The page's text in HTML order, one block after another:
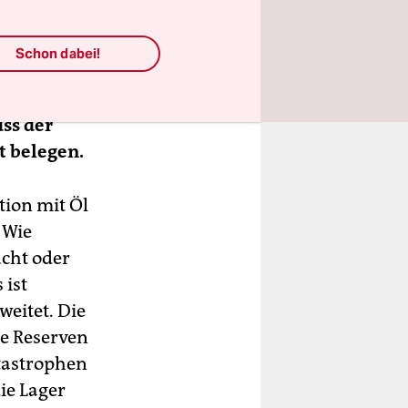
Ökonom
Grund,
der
belegen.
mit Öl
oder
ist
Die
Reserven
Lager
Schon dabei!